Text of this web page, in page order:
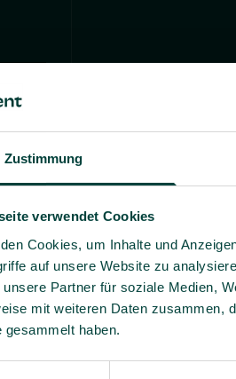
Zustimmung
verwendet Cookies
Cookies, um Inhalte und
auf unsere Website zu
unsere Partner für soziale Medien,
mit weiteren Daten zusammen,
gesammelt haben.